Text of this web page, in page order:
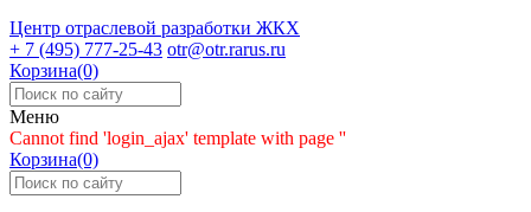
Центр отраслевой разработки ЖКХ
+ 7 (495) 777-25-43 otr@otr.rarus.ru
Корзина(0)
Меню
Cannot find 'login_ajax' template with page ''
Корзина(0)